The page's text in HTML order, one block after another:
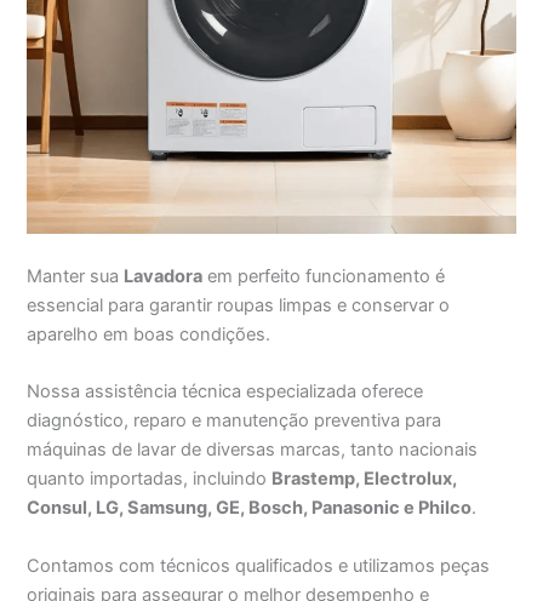
Manter sua Lavadora em perfeito funcionamento é
essencial para garantir roupas limpas e conservar o
aparelho em boas condições.
Nossa assistência técnica especializada oferece
diagnóstico, reparo e manutenção preventiva para
máquinas de lavar de diversas marcas, tanto nacionais
quanto importadas, incluindo Brastemp, Electrolux,
Consul, LG, Samsung, GE, Bosch, Panasonic e Philco.
Contamos com técnicos qualificados e utilizamos peças
originais para assegurar o melhor desempenho e